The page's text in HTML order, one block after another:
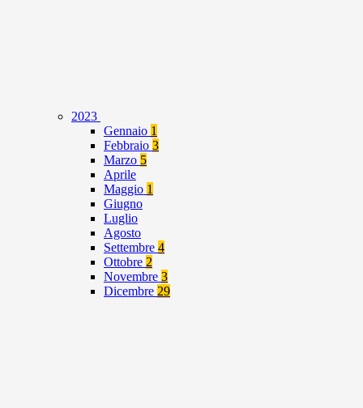
2023
Gennaio 1
Febbraio 3
Marzo 5
Aprile
Maggio 1
Giugno
Luglio
Agosto
Settembre 4
Ottobre 2
Novembre 3
Dicembre 29